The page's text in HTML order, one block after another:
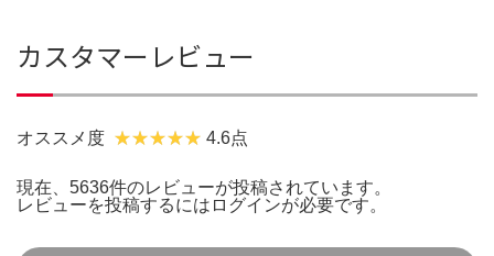
カスタマーレビュー
オススメ度 4.6点
現在、5636件のレビューが投稿されています。
レビューを投稿するには ログインが必要です。